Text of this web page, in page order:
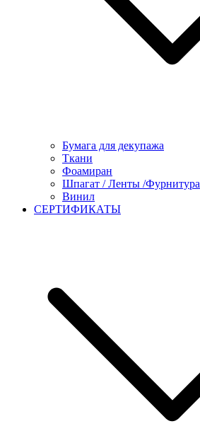
Бумага для декупажа
Ткани
Фоамиран
Шпагат / Ленты /Фурнитура
Винил
СЕРТИФИКАТЫ